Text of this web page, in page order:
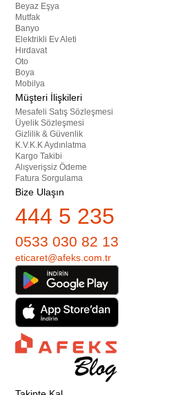
Beyaz Eşya
Mutfak
Banyo
Elektrikli Ev Aleti
Hırdavat
Oto
Boya
Mobilya
Müşteri İlişkileri
Mesafeli Satış Sözleşmesi
Üyelik Sözleşmesi
Gizlilik & Güvenlik
K.V.K.K Aydınlatma
Kargo Takibi
Alışverişsiz Ödeme
Fatura Sorgulama
Bize Ulaşın
444 5 235
0533 030 82 13
eticaret@afeks.com.tr